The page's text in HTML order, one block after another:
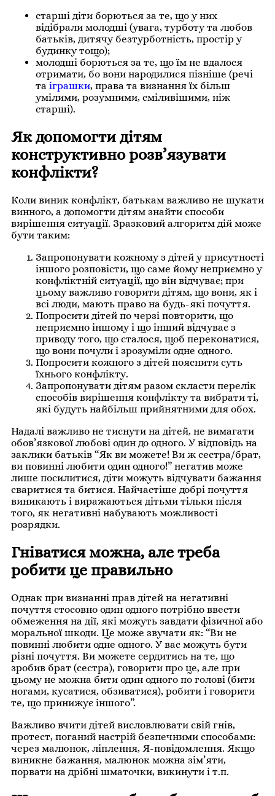
старші діти борються за те, що у них
відібрали молодші (увага, турботу та любов
батьків, дитячу безтурботність, простір у
будинку тощо);
молодші борються за те, що їм не вдалося
отримати, бо вони народилися пізніше (речі
та іграшки, права та визнання їх більш
умілими, розумними, сміливішими, ніж
старші).
Як допомогти дітям
конструктивно розв’язувати
конфлікти?
Коли виник конфлікт, батькам важливо не шукати
винного, а допомогти дітям знайти способи
вирішення ситуації. Зразковий алгоритм дій може
бути таким:
Запропонувати кожному з дітей у присутності
іншого розповісти, що саме йому неприємно у
конфліктній ситуації, що він відчуває; при
цьому важливо говорити дітям, що вони, як і
всі люди, мають право на будь-які почуття.
Попросити дітей по черзі повторити, що
неприємно іншому і що інший відчуває з
приводу того, що сталося, щоб переконатися,
що вони почули і зрозуміли одне одного.
Попросити кожного з дітей пояснити суть
їхнього конфлікту.
Запропонувати дітям разом скласти перелік
способів вирішення конфлікту та вибрати ті,
які будуть найбільш прийнятними для обох.
Надалі важливо не тиснути на дітей, не вимагати
обов’язкової любові один до одного. У відповідь на
заклики батьків “Як ви можете! Ви ж сестра/брат,
ви повинні любити один одного!” негатив може
лише посилитися, діти можуть відчувати бажання
сваритися та битися. Найчастіше добрі почуття
виникають і виражаються дітьми тільки після
того, як негативні набувають можливості
розрядки.
Гніватися можна, але треба
робити це правильно
Однак при визнанні прав дітей на негативні
почуття стосовно один одного потрібно ввести
обмеження на дії, які можуть завдати фізичної або
моральної шкоди. Це може звучати як: “Ви не
повинні любити одне одного. У вас можуть бути
різні почуття. Ви можете сердитись на те, що
зробив брат (сестра), говорити про це, але при
цьому не можна бити один одного по голові (бити
ногами, кусатися, обзиватися), робити і говорити
те, що принижує іншого”.
Важливо вчити дітей висловлювати свій гнів,
протест, поганий настрій безпечними способами:
через малюнок, ліплення, Я-повідомлення. Якщо
виникне бажання, малюнок можна зім’яти,
порвати на дрібні шматочки, викинути і т.п.